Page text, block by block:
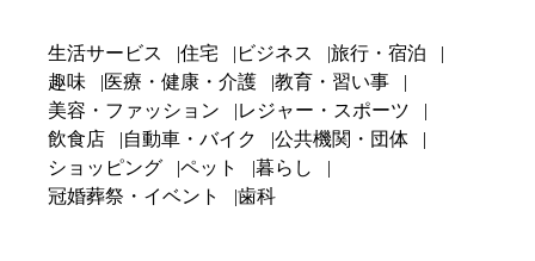
生活サービス 住宅 ビジネス
旅行・宿泊
趣味
医療・健康・介護
教育・習い事
美容・ファッション
レジャー・スポーツ
飲食店
自動車・バイク
公共機関・団体
ショッピング
ペット
暮らし
冠婚葬祭・イベント
歯科